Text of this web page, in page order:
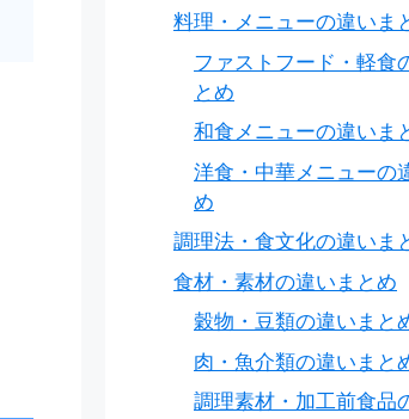
料理・メニューの違いま
ファストフード・軽食
とめ
和食メニューの違いま
洋食・中華メニューの
め
調理法・食文化の違いま
食材・素材の違いまとめ
穀物・豆類の違いまと
肉・魚介類の違いまと
調理素材・加工前食品